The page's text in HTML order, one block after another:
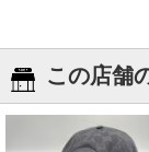
この店舗